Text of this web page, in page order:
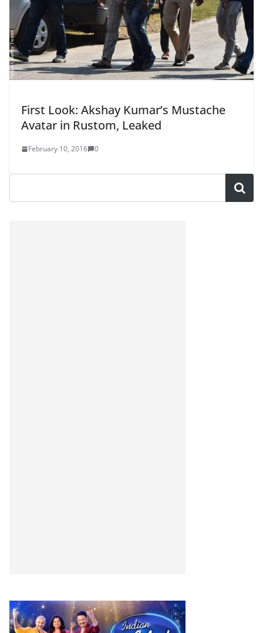
First Look: Akshay Kumar’s Mustache
Avatar in Rustom, Leaked
February 10, 2016 0